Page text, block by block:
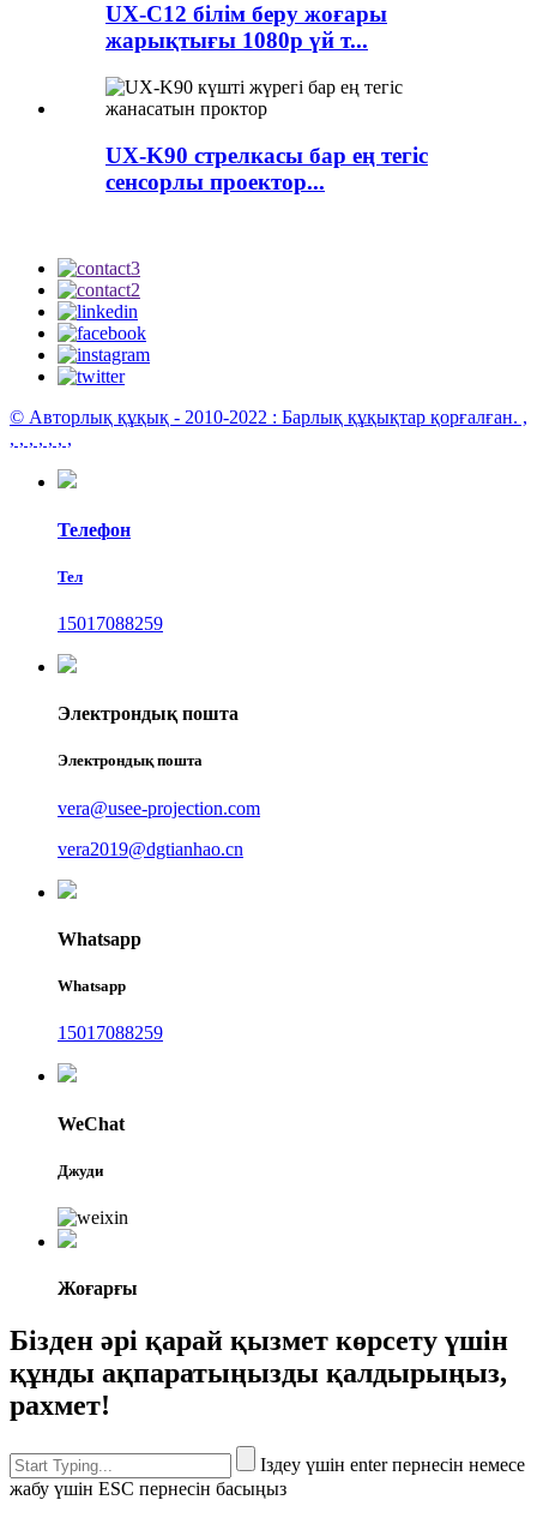
UX-C12 білім беру жоғары
жарықтығы 1080p үй т...
UX-K90 стрелкасы бар ең тегіс
сенсорлы проектор...
© Авторлық құқық - 2010-2022 : Барлық құқықтар қорғалған. ,
, , , , , , ,
Телефон
Тел
15017088259
Электрондық пошта
Электрондық пошта
vera@usee-projection.com
vera2019@dgtianhao.cn
Whatsapp
Whatsapp
15017088259
WeChat
Джуди
Жоғарғы
Бізден әрі қарай қызмет көрсету үшін
құнды ақпаратыңызды қалдырыңыз,
рахмет!
Іздеу үшін enter пернесін немесе
жабу үшін ESC пернесін басыңыз